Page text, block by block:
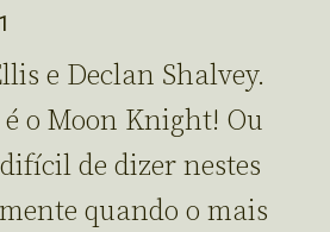
e Declan Shalvey.
o Moon Knight! Ou
difícil de dizer nestes
quando o mais